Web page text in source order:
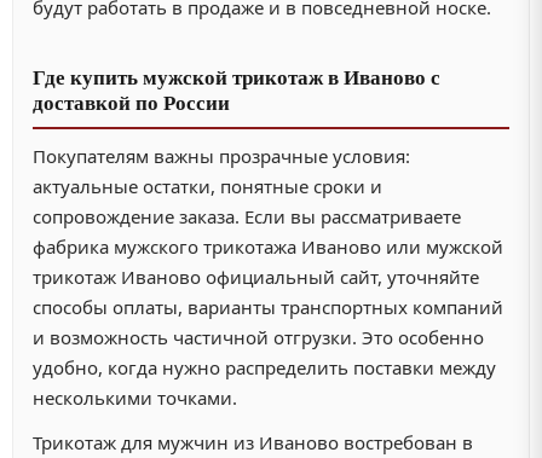
будут работать в продаже и в повседневной носке.
Где купить мужской трикотаж в Иваново с
доставкой по России
Покупателям важны прозрачные условия:
актуальные остатки, понятные сроки и
сопровождение заказа. Если вы рассматриваете
фабрика мужского трикотажа Иваново или мужской
трикотаж Иваново официальный сайт, уточняйте
способы оплаты, варианты транспортных компаний
и возможность частичной отгрузки. Это особенно
удобно, когда нужно распределить поставки между
несколькими точками.
Трикотаж для мужчин из Иваново востребован в